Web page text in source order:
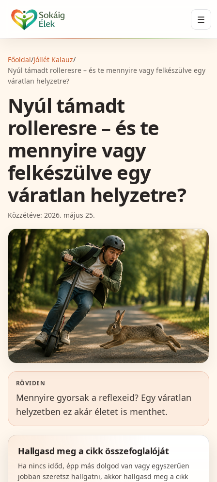
☰
Főoldal/Jóllét Kalauz/
Nyúl támadt rolleresre – és te mennyire vagy felkészülve egy
váratlan helyzetre?
Nyúl támadt
rolleresre – és te
mennyire vagy
felkészülve egy
váratlan helyzetre?
Közzétéve: 2026. május 25.
RÖVIDEN
Mennyire gyorsak a reflexeid? Egy váratlan
helyzetben ez akár életet is menthet.
Hallgasd meg a cikk összefoglalóját
Ha nincs időd, épp más dolgod van vagy egyszerűen
jobban szeretsz hallgatni, akkor hallgasd meg a cikk